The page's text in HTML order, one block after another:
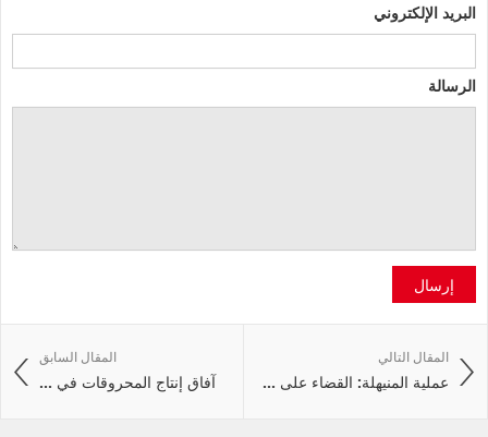
البريد الإلكتروني
الرسالة
إرسال
المقال السابق
آفاق إنتاج المحروقات في ...
المقال التالي
عملية المنيهلة: القضاء على ...